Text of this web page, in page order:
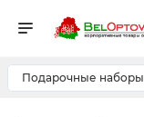
Подарочные наборы